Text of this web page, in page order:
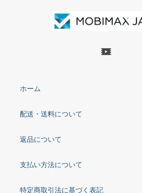
ホーム
配送・送料について
返品について
支払い方法について
特定商取引法に基づく表記